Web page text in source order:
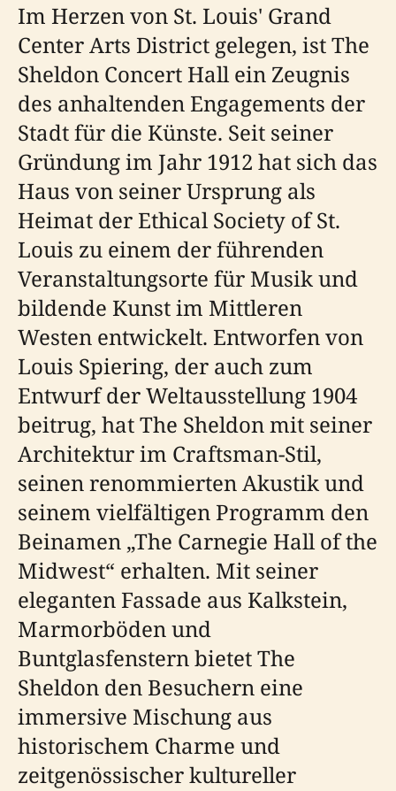
Im Herzen von St. Louis' Grand
Center Arts District gelegen, ist The
Sheldon Concert Hall ein Zeugnis
des anhaltenden Engagements der
Stadt für die Künste. Seit seiner
Gründung im Jahr 1912 hat sich das
Haus von seiner Ursprung als
Heimat der Ethical Society of St.
Louis zu einem der führenden
Veranstaltungsorte für Musik und
bildende Kunst im Mittleren
Westen entwickelt. Entworfen von
Louis Spiering, der auch zum
Entwurf der Weltausstellung 1904
beitrug, hat The Sheldon mit seiner
Architektur im Craftsman-Stil,
seinen renommierten Akustik und
seinem vielfältigen Programm den
Beinamen „The Carnegie Hall of the
Midwest“ erhalten. Mit seiner
eleganten Fassade aus Kalkstein,
Marmorböden und
Buntglasfenstern bietet The
Sheldon den Besuchern eine
immersive Mischung aus
historischem Charme und
zeitgenössischer kultureller